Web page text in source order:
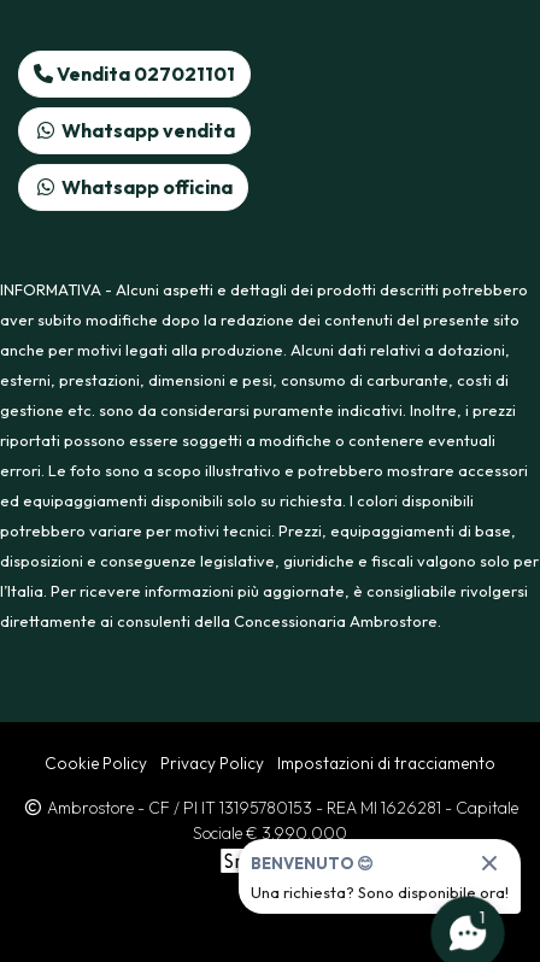
Vendita 027021101
Whatsapp vendita
Whatsapp officina
INFORMATIVA - Alcuni aspetti e dettagli dei prodotti descritti potrebbero
aver subito modifiche dopo la redazione dei contenuti del presente sito
anche per motivi legati alla produzione. Alcuni dati relativi a dotazioni,
esterni, prestazioni, dimensioni e pesi, consumo di carburante, costi di
gestione etc. sono da considerarsi puramente indicativi. Inoltre, i prezzi
riportati possono essere soggetti a modifiche o contenere eventuali
errori. Le foto sono a scopo illustrativo e potrebbero mostrare accessori
ed equipaggiamenti disponibili solo su richiesta. I colori disponibili
potrebbero variare per motivi tecnici. Prezzi, equipaggiamenti di base,
disposizioni e conseguenze legislative, giuridiche e fiscali valgono solo per
l’Italia. Per ricevere informazioni più aggiornate, è consigliabile rivolgersi
direttamente ai consulenti della Concessionaria Ambrostore.
Cookie Policy Privacy Policy Impostazioni di tracciamento
Ambrostore - CF / PI IT 13195780153 - REA MI 1626281 - Capitale
Sociale € 3.990.000
1
BENVENUTO 😊
Una richiesta? Sono disponibile ora!